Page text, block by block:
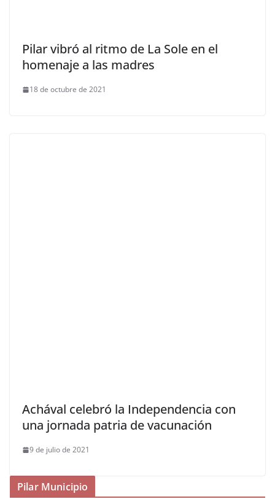
Pilar vibró al ritmo de La Sole en el
homenaje a las madres
18 de octubre de 2021
Achával celebró la Independencia con
una jornada patria de vacunación
9 de julio de 2021
Pilar Municipio